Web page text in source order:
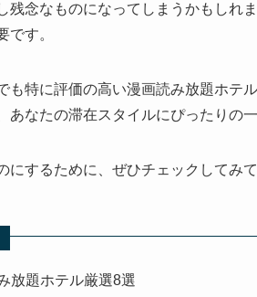
残念なものになってしまうかもしれ
です。
も特に評価の高い漫画読み放題ホテ
あなたの滞在スタイルにぴったりの
にするために、ぜひチェックしてみて
放題ホテル厳選8選